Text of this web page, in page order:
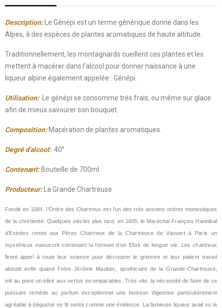
Description:Le Génépi est un terme générique donné dans les
Alpes, à des espèces de plantes aromatiques de haute altitude.
Traditionnellement, les montagnards cueillent ces plantes et les
mettent à macérer dans l'alcool pour donner naissance à une
liqueur alpine également appelée : Génépi.
Utilisation:
Le génépi se consomme très frais, ou même sur glace
afin de mieux savourer son bouquet.
Composition:Macération de plantes aromatiques.
Degré d'alcool: 40°
Contenant:Bouteille de 700ml
Producteur:La Grande Chartreuse
Fondé en 1084, l’Ordre des Chartreux est l’un des très anciens ordres monastiques
de la chrétienté. Quelques siècles plus tard, en 1605, le Maréchal François Hannibal
d’Estrées remet aux Pères Chartreux de la Chartreuse de Vauvert à Paris un
mystérieux manuscrit contenant la formule d’un Elixir de longue vie. Les chartreux
firent appel à toute leur science pour décrypter le grimoire et leur patient travail
aboutit enfin quand Frère Jérôme Maubec, apothicaire de la Grande-Chartreuse,
mit au point un élixir aux vertus incomparables. Très vite, la nécessité de faire de ce
puissant remède au parfum exceptionnel une boisson digestive particulièrement
agréable à déguster se fit sentir comme une évidence. La fameuse liqueur avait vu le